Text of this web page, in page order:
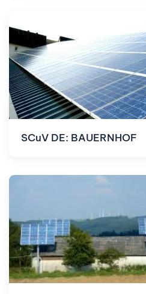
SCuV DE: BAUERNHOF